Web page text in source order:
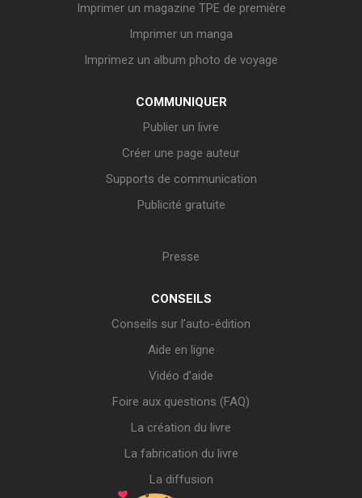
Imprimer un magazine TPE de première
Imprimer un manga
Imprimez un album photo de voyage
COMMUNIQUER
Publier un livre
Créer une page auteur
Supports de communication
Publicité gratuite
Presse
CONSEILS
Conseils sur l’auto-édition
Aide en ligne
Vidéo d’aide
Foire aux questions (FAQ)
La création du livre
La fabrication du livre
La diffusion